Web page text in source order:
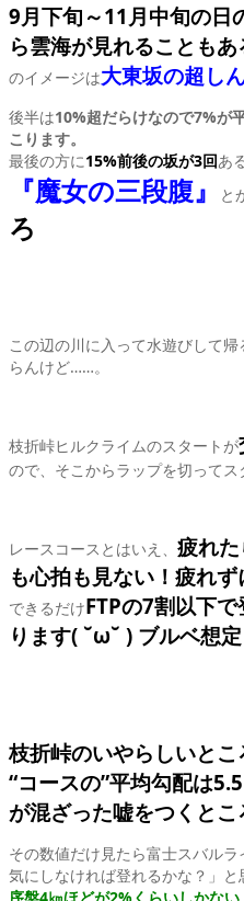
9月下旬～11月中旬の日
ら雲海が見れることも
のイメージは大東坂の超し
後半は10%超だらけなので7%が
こります。
最後の方に15%前後の坂が3回あ
『魔女の三段腹』 と
ろ
この辺の川に入って水遊びして
らんけど……。
枝折峠ヒルクライムのスタートが
ので、そこからラップを切ってス
レースコースとはいえ、 疲れ
も心拍も見ない！疲れず
できるだけFTPの7割以下
ります( ˘ω˘ ) ブルベ想定
枝折峠のいやらしいとこ
“コースの”平均勾配は
が混ざった嘘をつくとこ
その数値だけ見たら富士スバル
気にしなければ登れるかな？」と